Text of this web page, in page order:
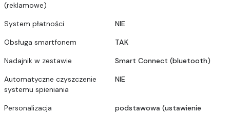
(reklamowe)
System płatności
NIE
Obsługa smartfonem
TAK
Nadajnik w zestawie
Smart Connect (bluetooth)
Automatyczne czyszczenie
systemu spieniania
NIE
Personalizacja
podstawowa (ustawienie